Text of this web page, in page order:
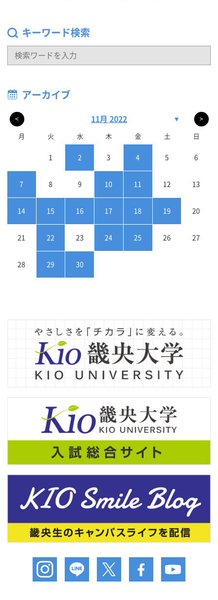
キーワード検索
アーカイブ
< 11月 2022 ▼ >
月 火 水 木 金 土 日
1 2 3 4 5 6
7 8 9 10 11 12 13
14 15 16 17 18 19 20
21 22 23 24 25 26 27
28 29 30